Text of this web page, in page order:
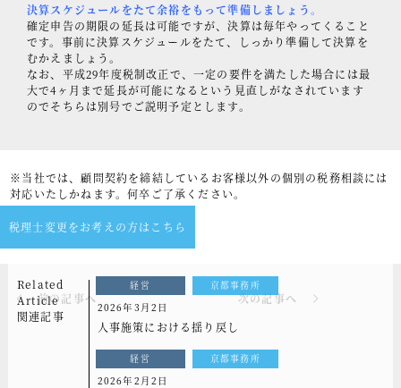
決算スケジュールをたて余裕をもって準備しましょう。
確定申告の期限の延長は可能ですが、決算は毎年やってくること
です。事前に決算スケジュールをたて、しっかり準備して決算を
むかえましょう。
なお、平成29年度税制改正で、一定の要件を満たした場合には最
大で4ヶ月まで延長が可能になるという見直しがなされています
のでそちらは別号でご説明予定とします。
※当社では、顧問契約を締結しているお客様以外の個別の税務相談には
対応いたしかねます。何卒ご了承ください。
税理士変更をお考えの方はこちら
前の記事へ 次の記事へ
Related
Article
関連記事
経営 京都事務所
2026年3月2日
人事施策における揺り戻し
経営 京都事務所
2026年2月2日